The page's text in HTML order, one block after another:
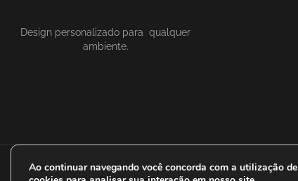
Design personalizado para qualquer
ambiente.
Ao continuar navegando você concorda com a utilização de